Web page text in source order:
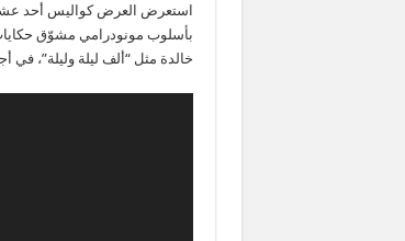
استعرض العرض كواليس أحد عشر
بأسلوب مونودرامي مشوّق حكايات
خالدة مثل “ألف ليلة وليلة”، في